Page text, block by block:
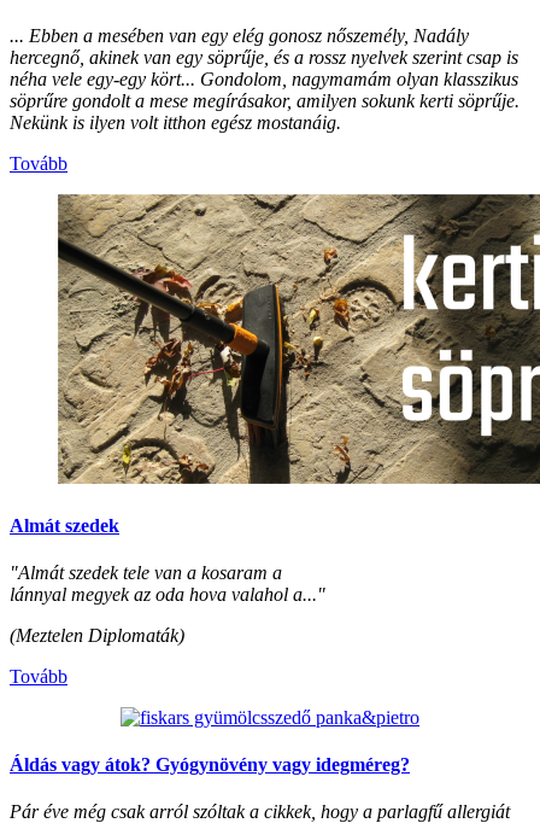
... Ebben a mesében van egy elég gonosz nőszemély, Nadály
hercegnő, akinek van egy söprűje, és a rossz nyelvek szerint csap is
néha vele egy-egy kört... Gondolom, nagymamám olyan klasszikus
söprűre gondolt a mese megírásakor, amilyen sokunk kerti söprűje.
Nekünk is ilyen volt itthon egész mostanáig.
Tovább
Almát szedek
"Almát szedek tele van a kosaram a
lánnyal megyek az oda hova valahol a..."
(Meztelen Diplomaták)
Tovább
Áldás vagy átok? Gyógynövény vagy idegméreg?
Pár éve még csak arról szóltak a cikkek, hogy a parlagfű allergiát